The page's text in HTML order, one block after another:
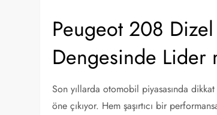
Peugeot 208
Dengesinde Lider
Son yıllarda otomobil piyasasında
öne çıkıyor. Hem şaşırtıcı bir